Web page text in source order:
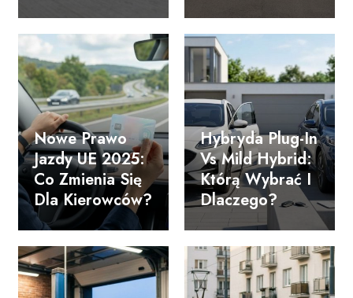
Nowe Prawo
Jazdy UE 2025:
Co Zmienia Się
Dla Kierowców?
Hybryda Plug-In
Vs Mild Hybrid:
Którą Wybrać I
Dlaczego?